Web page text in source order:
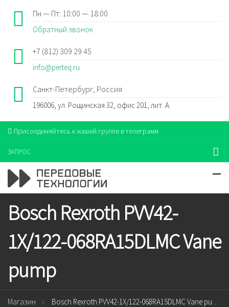
Пн — Пт: 10:00 — 18:00
Обратный звонок
+7 (812) 309 29 45
info@perteq.ru
Санкт-Петербург, Россия
196006, ул. Рощинская 32, офис 201, лит. А.
Присоединяйтесь к нашей группе в телеграмм
ЗАПРОС
Bosch Rexroth PVV42-
1X/122-068RA15DLMC Vane
pump
Магазин Bosch Rexroth PVV42-1X/122-068RA15DLMC Vane pump